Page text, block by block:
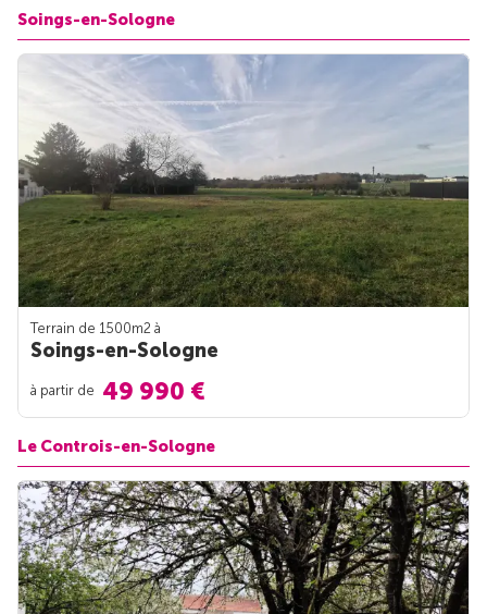
Soings-en-Sologne
Terrain de 1500m2 à
Soings-en-Sologne
à partir de 49 990 €
Le Controis-en-Sologne